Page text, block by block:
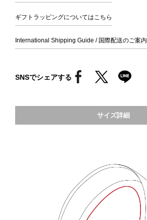
ギフトラッピングについてはこちら
International Shipping Guide / 国際配送のご案内
SNSでシェアする
サイズ詳細